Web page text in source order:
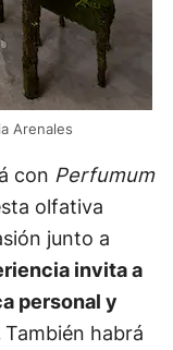
Arenales
con Perfumum
olfativa
junto a
invita a
personal y
También habrá